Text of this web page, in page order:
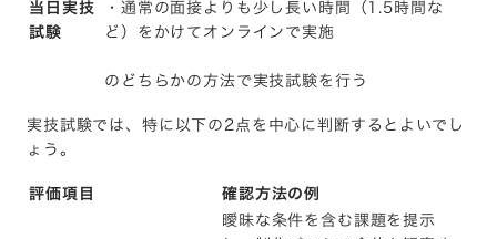
当日実技
試験
・通常の面接よりも少し長い時間（1.5時間な
ど）をかけてオンラインで実施
のどちらかの方法で実技試験を行う
実技試験では、特に以下の2点を中心に判断するとよいでし
ょう。
評価項目
確認方法の例
曖昧な条件を含む課題を提示